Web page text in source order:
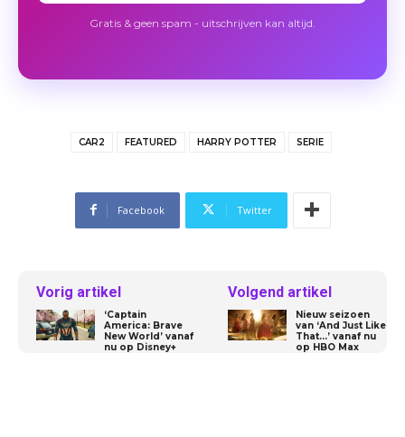
Gratis & geen spam - uitschrijven kan altijd.
CAR2 FEATURED HARRY POTTER SERIE
Facebook Twitter
Vorig artikel
‘Captain
America: Brave
New World’ vanaf
nu op Disney+
Volgend artikel
Nieuw seizoen
van ‘And Just Like
That…’ vanaf nu
op HBO Max